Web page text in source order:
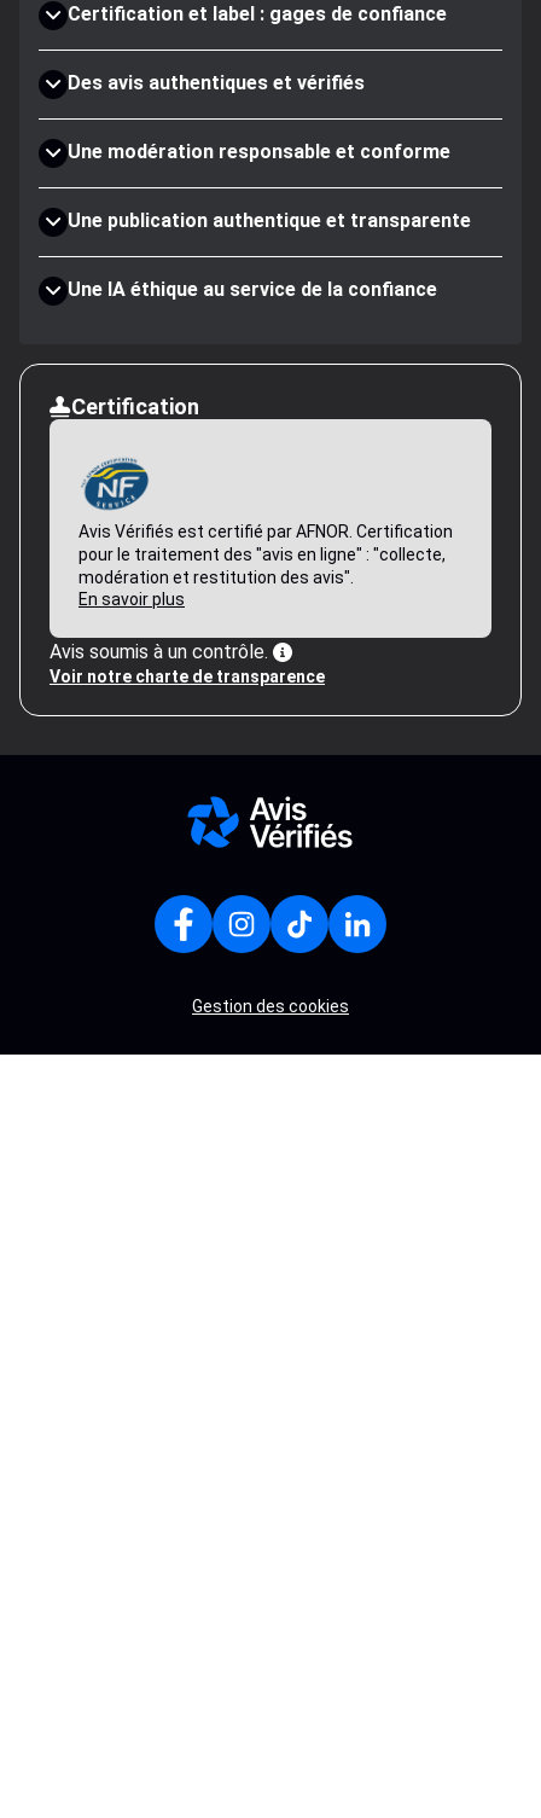
Certification et label : gages de confiance
Des avis authentiques et vérifiés
Une modération responsable et conforme
Une publication authentique et transparente
Une IA éthique au service de la confiance
Certification
Avis Vérifiés est certifié par AFNOR. Certification
pour le traitement des "avis en ligne" : "collecte,
modération et restitution des avis".
En savoir plus
Avis soumis à un contrôle.
Voir notre charte de transparence
Gestion des cookies